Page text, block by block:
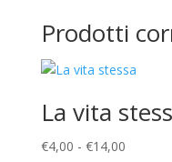
Prodotti
La vita
€4,00 - €14,00Fascia